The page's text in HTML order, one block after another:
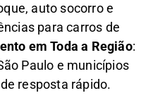
auto socorro e
para carros de
em Toda a Região:
Paulo e municípios
resposta rápido.